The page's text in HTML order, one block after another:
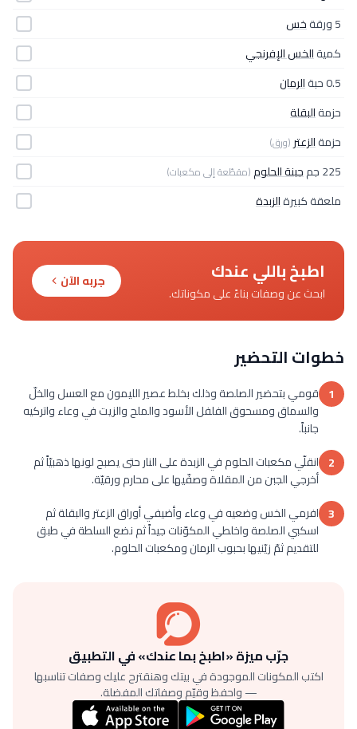
5 ورقة
خس
كميةالخس الإفرنجي
0.5 حبة
الرمان
حزمةالبقلة
حزمةالزعتر (ورق)
225 جم جبنة الحلوم(مقطّعة إلى مكعبات)
ملعقة كبيرةالزبدة
اطبخ باللي عندك
ابحث عن وصفات بناءً على مكوناتك.
جربه الآن
خطوات التحضير
1 قومي بتحضير الصلصة وذلك بخلط عصير الليمون مع العسل والخلّ
والسماق ومسحوق الفلفل الأسود والملح والزيت في وعاء واتركيه
جانباً.
2 انقلّي مكعبات الحلوم في الزبدة على النار حتى يصبح لونها ذهبيّاً ثم
أخرجي الجبن من المقلاة وصفّيها على محارم ورقيّة.
3 افرمي الخس وضعيه في وعاء وأضيفي أوراق الزعتر والبقلة ثم
اسكبي الصلصة واخلطي المكوّنات جيداً ثم نضع السلطة في طبق
للتقديم ثمّ زيّنيها بحبوب الرمان ومكعبات الحلوم.
جرّب ميزة «اطبخ بما عندك» في التطبيق
اكتب المكونات الموجودة في بيتك وهنقترح عليك وصفات تناسبها
— واحفظ وقيّم وصفاتك المفضلة.